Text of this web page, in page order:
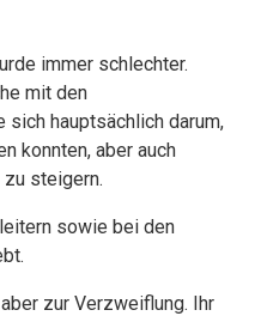
immer schlechter.
mit den
sich hauptsächlich darum,
konnten, aber auch
steigern.
sowie bei den
zur Verzweiflung. Ihr